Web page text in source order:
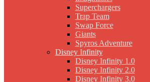
Superchargers
Trap Team
Swap Force
Giants
Spyros Adventure
Disney Infinity
Disney Infinity 1.0
Disney Infinity 2.0
Disney Infinity 3.0